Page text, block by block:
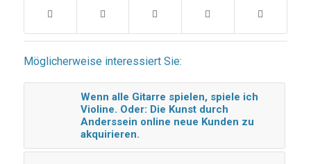
Möglicherweise interessiert Sie:
Wenn alle Gitarre spielen, spiele ich
Violine. Oder: Die Kunst durch
Anderssein online neue Kunden zu
akquirieren.